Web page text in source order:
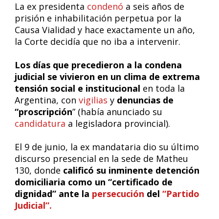
La ex presidenta condenó a seis años de
prisión e inhabilitación perpetua por la
Causa Vialidad y hace exactamente un año,
la Corte decidía que no iba a intervenir.
Los días que precedieron a la condena
judicial se vivieron en un clima de extrema
tensión social e institucional en toda la
Argentina, con vigilias y denuncias de
“proscripción” (había anunciado su
candidatura a legisladora provincial).
El 9 de junio, la ex mandataria dio su último
discurso presencial en la sede de Matheu
130, donde calificó su inminente detención
domiciliaria como un “certificado de
dignidad” ante la persecución del “Partido
Judicial”.